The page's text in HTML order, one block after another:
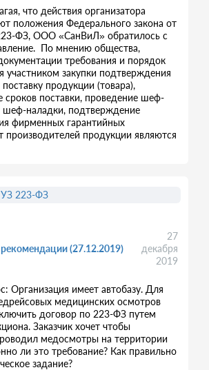
что действия организатора
положения Федерального закона от
ФЗ, ООО «СанВиЛ» обратилось с
По мнению общества,
требования и порядок
участником закупки подтверждения
продукции (товара),
сроков поставки, проведение шеф-
наладки, подтверждение
фирменных гарантийных
производителей продукции являются
(27.12.2019)
27
декабря
2019
Организация имеет автобазу. Для
медицинских осмотров
договор по 223-ФЗ путем
Заказчик хочет чтобы
медосмотры на территории
ли это требование? Как правильно
задание?
УЗ 223-ФЗ